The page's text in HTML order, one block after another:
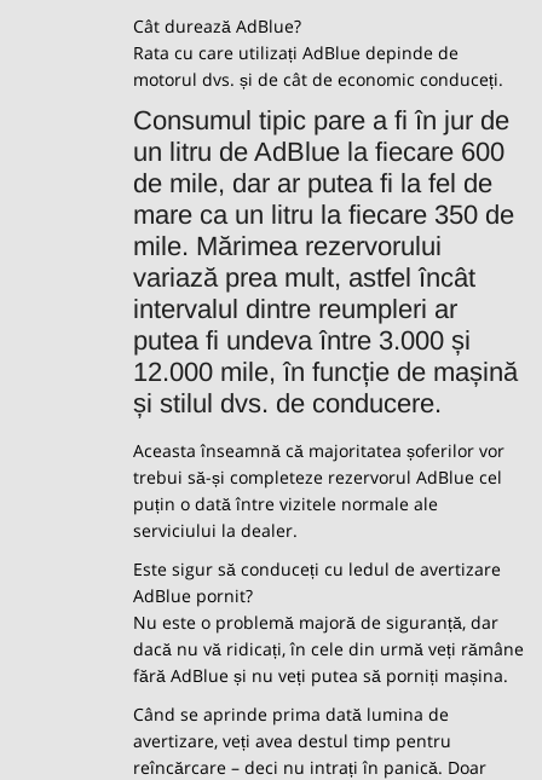
Cât durează AdBlue?
Rata cu care utilizați AdBlue depinde de
motorul dvs. și de cât de economic conduceți.
Consumul tipic pare a fi în jur de
un litru de AdBlue la fiecare 600
de mile, dar ar putea fi la fel de
mare ca un litru la fiecare 350 de
mile. Mărimea rezervorului
variază prea mult, astfel încât
intervalul dintre reumpleri ar
putea fi undeva între 3.000 și
12.000 mile, în funcție de mașină
și stilul dvs. de conducere.
Aceasta înseamnă că majoritatea șoferilor vor
trebui să-și completeze rezervorul AdBlue cel
puțin o dată între vizitele normale ale
serviciului la dealer.
Este sigur să conduceți cu ledul de avertizare
AdBlue pornit?
Nu este o problemă majoră de siguranță, dar
dacă nu vă ridicați, în cele din urmă veți rămâne
fără AdBlue și nu veți putea să porniți mașina.
Când se aprinde prima dată lumina de
avertizare, veți avea destul timp pentru
reîncărcare – deci nu intrați în panică. Doar